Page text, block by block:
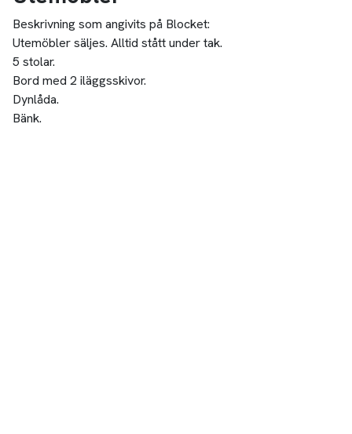
Beskrivning som angivits på Blocket:
Utemöbler säljes. Alltid stått under tak.
5 stolar.
Bord med 2 iläggsskivor.
Dynlåda.
Bänk.